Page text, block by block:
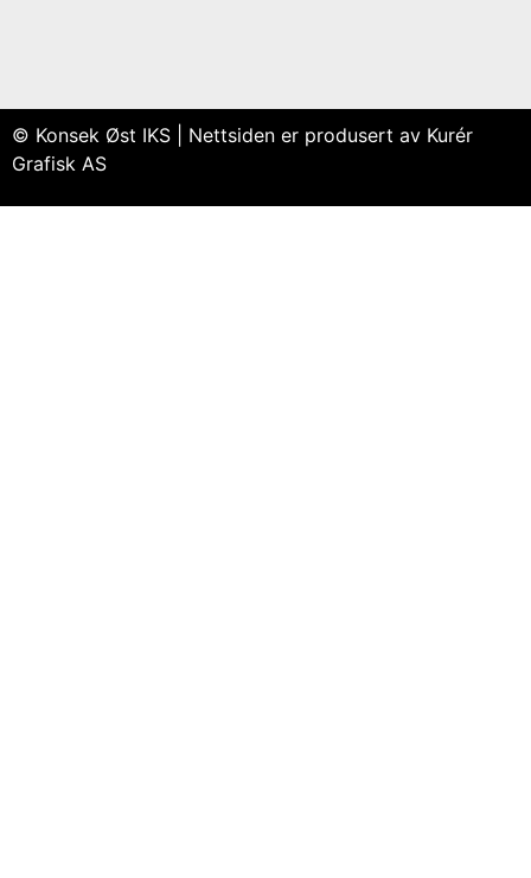
© Konsek Øst IKS | Nettsiden er produsert av Kurér
Grafisk AS